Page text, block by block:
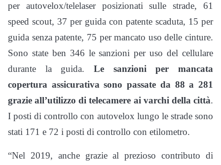
per autovelox/telelaser posizionati sulle strade, 61
speed scout, 37 per guida con patente scaduta, 15 per
guida senza patente, 75 per mancato uso delle cinture.
Sono state ben 346 le sanzioni per uso del cellulare
durante la guida. Le sanzioni per mancata
copertura assicurativa sono passate da 88 a 281
grazie all’utilizzo di telecamere ai varchi della città.
I posti di controllo con autovelox lungo le strade sono
stati 171 e 72 i posti di controllo con etilometro.
“Nel 2019, anche grazie al prezioso contributo di